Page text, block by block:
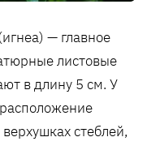
— главное
листовые
в длину 5 см. У
стеблей,